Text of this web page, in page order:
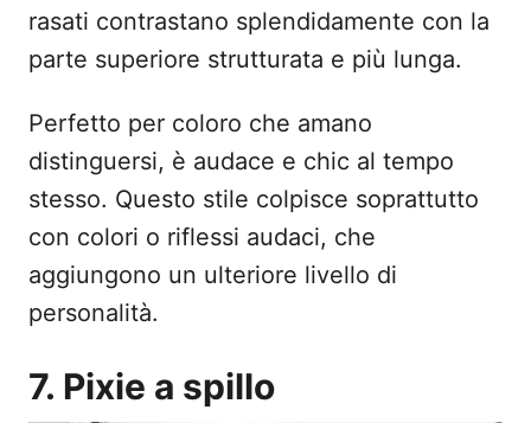
rasati contrastano splendidamente con la
parte superiore strutturata e più lunga.
Perfetto per coloro che amano
distinguersi, è audace e chic al tempo
stesso. Questo stile colpisce soprattutto
con colori o riflessi audaci, che
aggiungono un ulteriore livello di
personalità.
7. Pixie a spillo